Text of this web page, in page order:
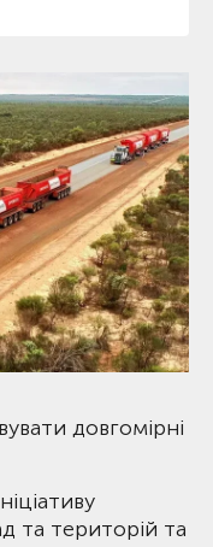
довгомірні
та територій та